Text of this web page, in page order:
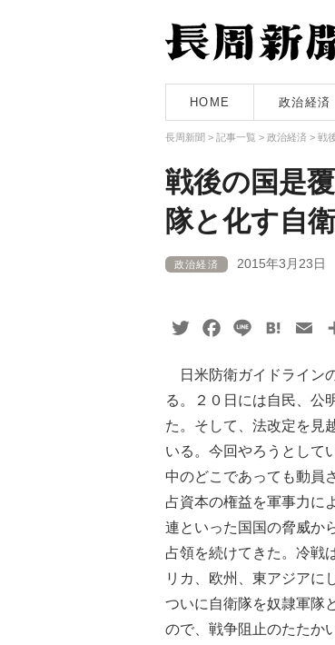
HOME 政治経済
長周新聞 > 記事一覧 > 政治経済 > 戦
戦後の国是
隊と化す自
政治経済 2015年3月23日
TwitterFacebook
Line Hatena
日米防衛ガイドライン
る。２０日には自民、公
た。そして、法改定を見
いる。今回やろうとして
中のどこであっても動員
占資本の権益を軍事力に
連といった国国の脅威か
占領を続けてきた。冷戦
リカ、欧州、東アジアに
ついに自衛隊を奴隷軍隊
ので、戦争阻止のたたか